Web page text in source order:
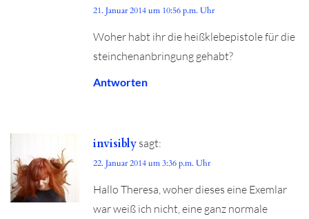
21. Januar 2014 um 10:56 p.m. Uhr
Woher habt ihr die heißklebepistole für die
steinchenanbringung gehabt?
Antworten
invisibly sagt:
22. Januar 2014 um 3:36 p.m. Uhr
Hallo Theresa, woher dieses eine Exemlar
war weiß ich nicht, eine ganz normale